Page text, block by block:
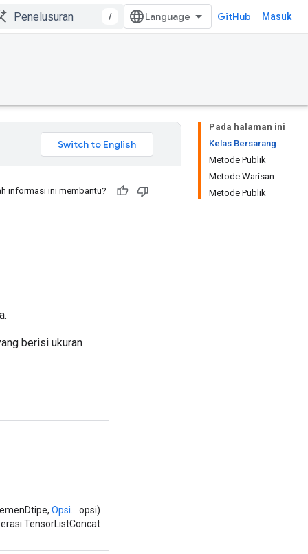
/ GitHub Masuk
Pada halaman ini
Kelas Bersarang
Metode Publik
Metode Warisan
Metode Publik
informasi ini membantu?
berisi ukuran
Opsi...
opsi)
TensorListConcat